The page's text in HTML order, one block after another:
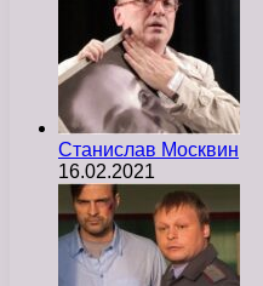
Станислав Москвин
16.02.2021